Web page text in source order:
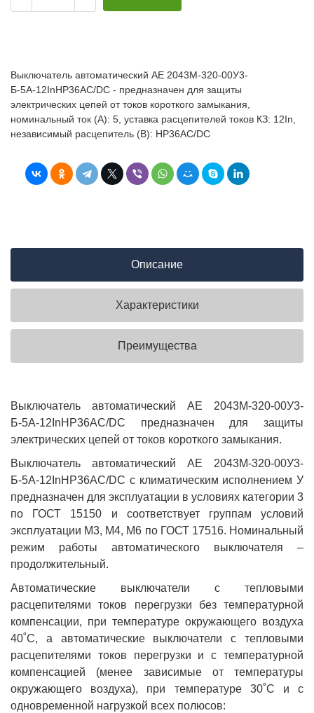
Выключатель автоматический АЕ 2043М-320-00У3-
Б-5А-12InНР36AC/DC - предназначен для защиты
электрических цепей от токов короткого замыкания,
номинальный ток (А): 5, уставка расцепителей токов КЗ: 12In,
независимый расцепитель (В): НР36AC/DC
Описание
Характеристики
Преимущества
Выключатель автоматический АЕ 2043М-320-00У3-
Б-5А-12InНР36AC/DC предназначен для защиты
электрических цепей от токов короткого замыкания.
Выключатель автоматический АЕ 2043М-320-00У3-
Б-5А-12InНР36AC/DC с климатическим исполнением У
предназначен для эксплуатации в условиях категории 3
по ГОСТ 15150 и соответствует группам условий
эксплуатации М3, М4, М6 по ГОСТ 17516. Номинальный
режим работы автоматического выключателя –
продолжительный.
Автоматические выключатели с тепловыми
расцепителями токов перегрузки без температурной
компенсации, при температуре окружающего воздуха
40˚С, а автоматические выключатели с тепловыми
расцепителями токов перегрузки и с температурной
компенсацией (менее зависимые от температуры
окружающего воздуха), при температуре 30˚С и с
одновременной нагрузкой всех полюсов: